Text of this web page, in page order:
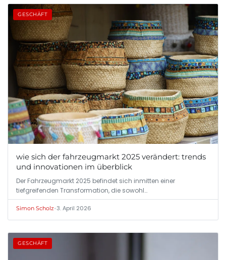
GESCHÄFT
wie sich der fahrzeugmarkt 2025 verändert: trends
und innovationen im überblick
Der Fahrzeugmarkt 2025 befindet sich inmitten einer
tiefgreifenden Transformation, die sowohl…
Simon Scholz•3. April 2026
GESCHÄFT